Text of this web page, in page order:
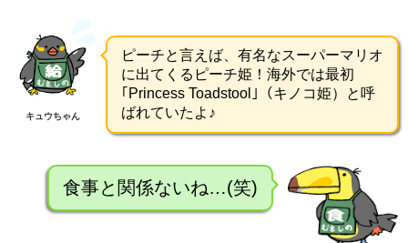
キュウちゃん
ピーチと言えば、有名なスーパーマリオ
に出てくるピーチ姫！海外では最初
｢Princess Toadstool｣（キノコ姫）と呼
ばれていたよ♪
食事と関係ないね…(笑)